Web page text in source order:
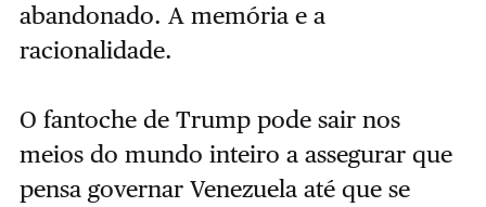
abandonado. A memória e a
racionalidade.
O fantoche de Trump pode sair nos
meios do mundo inteiro a assegurar que
pensa governar Venezuela até que se